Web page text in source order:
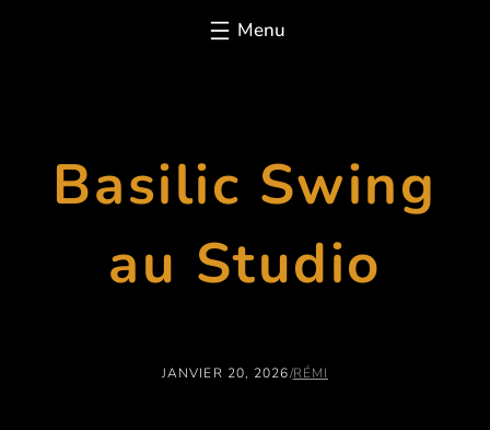
Basilic Swing
au Studio
JANVIER 20, 2026/RÉMI